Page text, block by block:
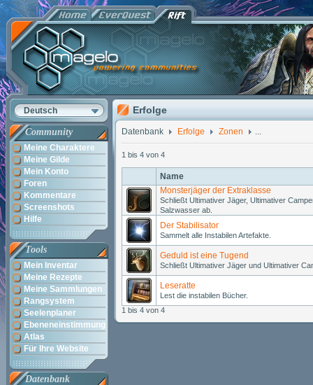
Deutsch
Community
Meine Charaktere
Meine Gilde
Mein Konto
Foren
Kommentare
Screenshots
Hilfe
Tools
Mein Inventar
Meine Rezepte
Meine Sammlungen
Rangsystem
Seelenplaner
Ebeneneinstimmung
Atlas
Für Ihre Website
Datenbank
Erfolge
Datenbank Erfolge Zonen ...
1 bis 4 von 4
Name
Monsterjäger der Extraklasse
Schließt Ultimativer Jäger, Ultimativer
Salzwasser ab.
Der Stabilisator
Sammelt alle Instabilen Artefakte.
Geduld ist eine Tugend
Schließt Ultimativer Jäger und Ultimativer
Leseratte
Lest die instabilen Bücher.
1 bis 4 von 4